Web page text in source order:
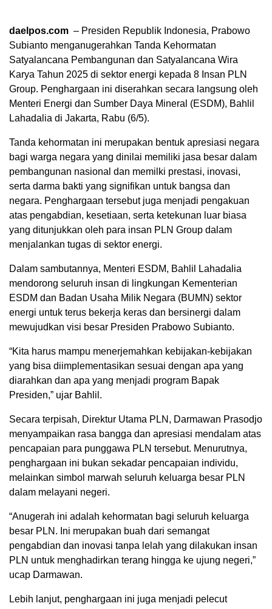
daelpos.com – Presiden Republik Indonesia, Prabowo
Subianto menganugerahkan Tanda Kehormatan
Satyalancana Pembangunan dan Satyalancana Wira
Karya Tahun 2025 di sektor energi kepada 8 Insan PLN
Group. Penghargaan ini diserahkan secara langsung oleh
Menteri Energi dan Sumber Daya Mineral (ESDM), Bahlil
Lahadalia di Jakarta, Rabu (6/5).
Tanda kehormatan ini merupakan bentuk apresiasi negara
bagi warga negara yang dinilai memiliki jasa besar dalam
pembangunan nasional dan memilki prestasi, inovasi,
serta darma bakti yang signifikan untuk bangsa dan
negara. Penghargaan tersebut juga menjadi pengakuan
atas pengabdian, kesetiaan, serta ketekunan luar biasa
yang ditunjukkan oleh para insan PLN Group dalam
menjalankan tugas di sektor energi.
Dalam sambutannya, Menteri ESDM, Bahlil Lahadalia
mendorong seluruh insan di lingkungan Kementerian
ESDM dan Badan Usaha Milik Negara (BUMN) sektor
energi untuk terus bekerja keras dan bersinergi dalam
mewujudkan visi besar Presiden Prabowo Subianto.
“Kita harus mampu menerjemahkan kebijakan-kebijakan
yang bisa diimplementasikan sesuai dengan apa yang
diarahkan dan apa yang menjadi program Bapak
Presiden,” ujar Bahlil.
Secara terpisah, Direktur Utama PLN, Darmawan Prasodjo
menyampaikan rasa bangga dan apresiasi mendalam atas
pencapaian para punggawa PLN tersebut. Menurutnya,
penghargaan ini bukan sekadar pencapaian individu,
melainkan simbol marwah seluruh keluarga besar PLN
dalam melayani negeri.
“Anugerah ini adalah kehormatan bagi seluruh keluarga
besar PLN. Ini merupakan buah dari semangat
pengabdian dan inovasi tanpa lelah yang dilakukan insan
PLN untuk menghadirkan terang hingga ke ujung negeri,”
ucap Darmawan.
Lebih lanjut, penghargaan ini juga menjadi pelecut